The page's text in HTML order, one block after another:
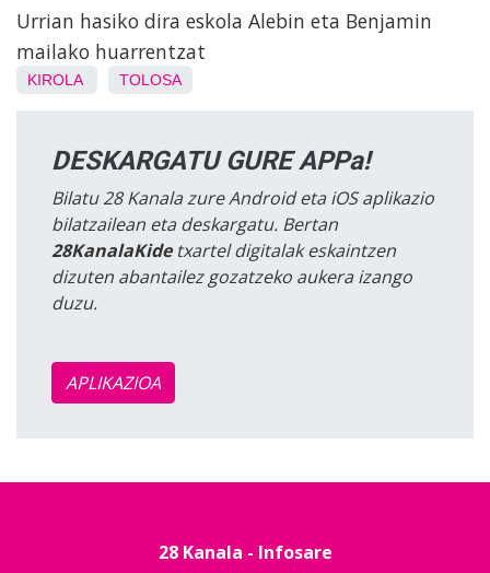
Urrian hasiko dira eskola Alebin eta Benjamin
mailako huarrentzat
KIROLA TOLOSA
DESKARGATU GURE APPa!
Bilatu 28 Kanala zure Android eta iOS aplikazio
bilatzailean eta deskargatu. Bertan
28KanalaKidetxartel digitalak eskaintzen
dizuten abantailez gozatzeko aukera izango
duzu.
APLIKAZIOA
28 Kanala - Infosare